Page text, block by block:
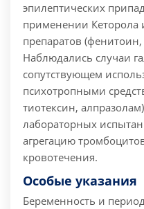
эпилептических
применении Кеторола
препаратов
Наблюдались случаи
сопутствующем
психотропными
тиотексин,
лабораторных
агрегацию
кровотечения.
Особые указания
Беременность и